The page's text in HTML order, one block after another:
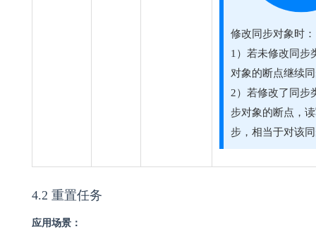
修改同步对象时：
1）若未修改同步
对象的断点继续
2）若修改了同步
步对象的断点，
步，相当于对该
4.2 重置任务
应用场景：